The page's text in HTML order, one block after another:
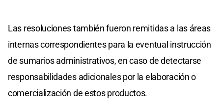
Las resoluciones también fueron remitidas a las áreas
internas correspondientes para la eventual instrucción
de sumarios administrativos, en caso de detectarse
responsabilidades adicionales por la elaboración o
comercialización de estos productos.